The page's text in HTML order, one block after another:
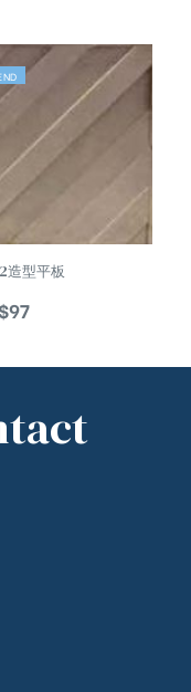
造型平板
97